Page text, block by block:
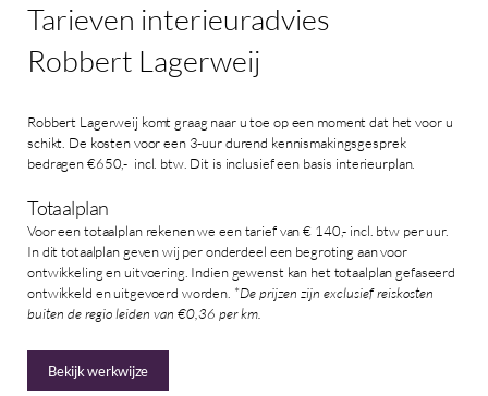
Tarieven interieuradvies
Robbert Lagerweij
Robbert Lagerweij komt graag naar u toe op een moment dat het voor u
schikt. De kosten voor een 3-uur durend kennismakingsgesprek
bedragen €650,- incl. btw. Dit is inclusief een basis interieurplan.
Totaalplan
Voor een totaalplan rekenen we een tarief van € 140,- incl. btw per uur.
In dit totaalplan geven wij per onderdeel een begroting aan voor
ontwikkeling en uitvoering. Indien gewenst kan het totaalplan gefaseerd
ontwikkeld en uitgevoerd worden. *De prijzen zijn exclusief reiskosten
buiten de regio leiden van €0,36 per km.
Bekijk werkwijze